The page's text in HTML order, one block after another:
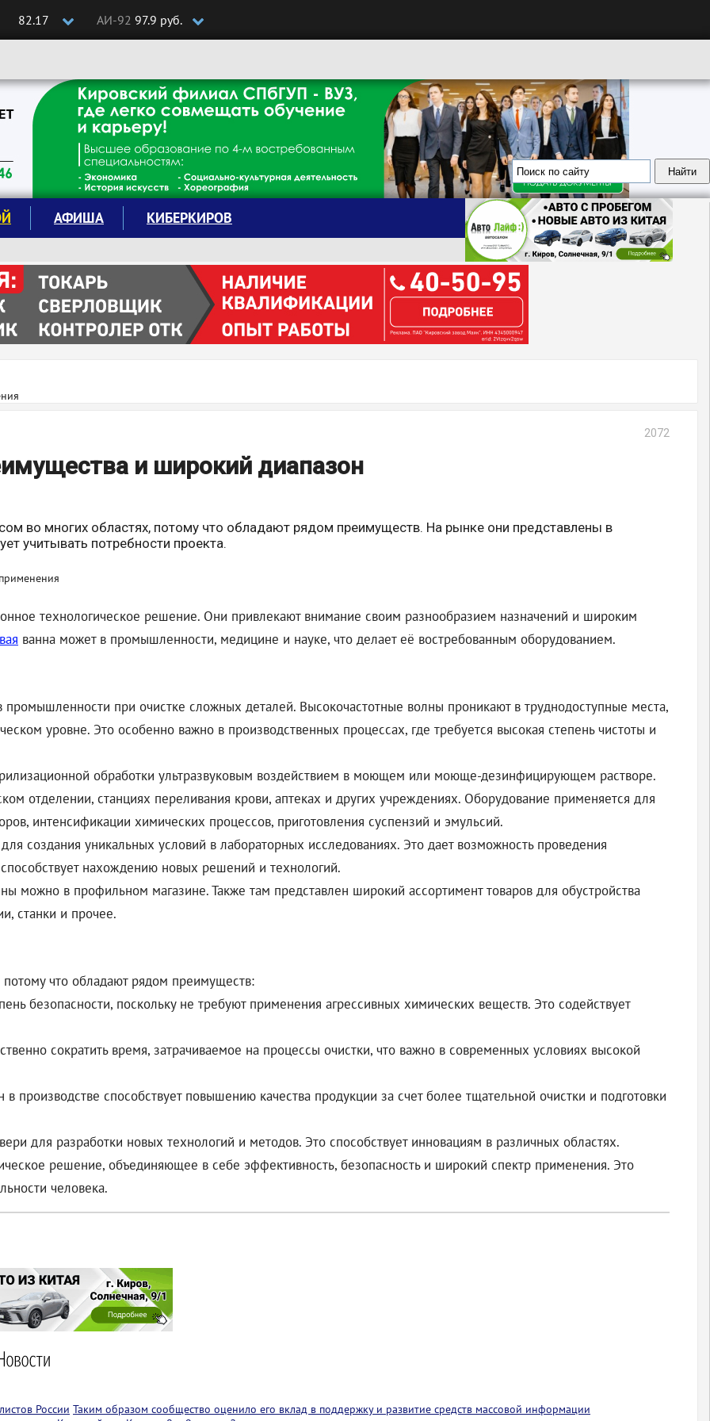
82.17 АИ-92 97.9 руб.
АФИША КИБЕРКИРОВ
2072
и широкий диапазон
во многих областях, потому что обладают рядом преимуществ. На рынке они представлены в
учитывать потребности проекта.
технологическое решение. Они привлекают внимание своим разнообразием назначений и широким
ванна может в промышленности, медицине и науке, что делает её востребованным оборудованием.
при очистке сложных деталей. Высокочастотные волны проникают в труднодоступные места,
уровне. Это особенно важно в производственных процессах, где требуется высокая степень чистоты и
обработки ультразвуковым воздействием в моющем или моюще-дезинфицирующем растворе.
отделении, станциях переливания крови, аптеках и других учреждениях. Оборудование применяется для
интенсификации химических процессов, приготовления суспензий и эмульсий.
создания уникальных условий в лабораторных исследованиях. Это дает возможность проведения
нахождению новых решений и технологий.
можно в профильном магазине. Также там представлен широкий ассортимент товаров для обустройства
станки и прочее.
что обладают рядом преимуществ:
безопасности, поскольку не требуют применения агрессивных химических веществ. Это содействует
сократить время, затрачиваемое на процессы очистки, что важно в современных условиях высокой
производстве способствует повышению качества продукции за счет более тщательной очистки и подготовки
для разработки новых технологий и методов. Это способствует инновациям в различных областях.
решение, объединяющее в себе эффективность, безопасность и широкий спектр применения. Это
человека.
России Таким образом сообщество оценило его вклад в поддержку и развитие средств массовой информации